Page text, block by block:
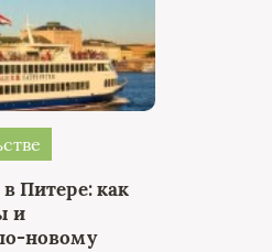
Питере: как
и
новому